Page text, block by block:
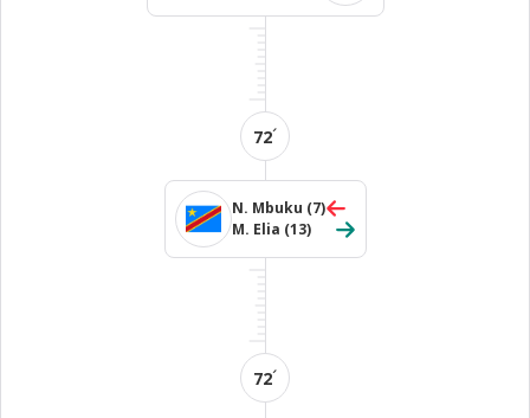
72´
N. Mbuku (7)
M. Elia (13)
72´